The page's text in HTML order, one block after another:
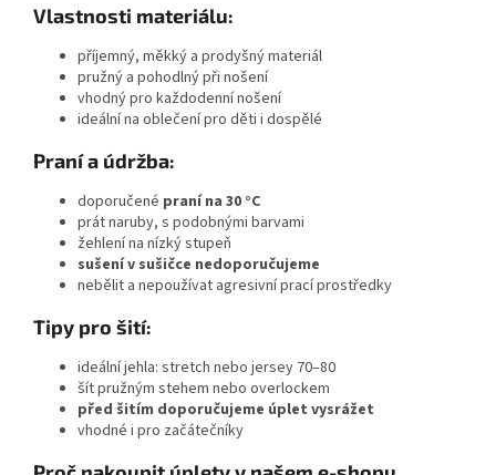
Vlastnosti materiálu:
příjemný, měkký a prodyšný materiál
pružný a pohodlný při nošení
vhodný pro každodenní nošení
ideální na oblečení pro děti i dospělé
Praní a údržba:
doporučené praní na 30 °C
prát naruby, s podobnými barvami
žehlení na nízký stupeň
sušení v sušičce nedoporučujeme
nebělit a nepoužívat agresivní prací prostředky
Tipy pro šití:
ideální jehla: stretch nebo jersey 70–80
šít pružným stehem nebo overlockem
před šitím doporučujeme úplet vysrážet
vhodné i pro začátečníky